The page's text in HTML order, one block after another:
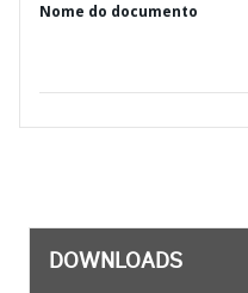
Nome do documento
DOWNLOADS